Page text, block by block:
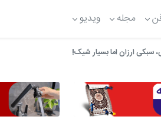
مجله ویدیو
سبکی ارزان اما بسیار شیک!